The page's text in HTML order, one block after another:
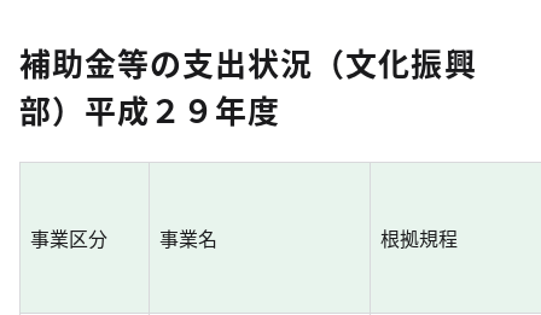
補助金等の支出状況（文化振興
部）平成２９年度
事業区分 事業名 根拠規程